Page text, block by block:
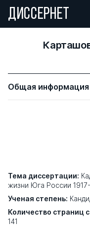
ДИССЕРНЕТ
Общая информация
Тема диссертации:
жизни Юга России 1917-
Ученая степень:
Количество страниц
141